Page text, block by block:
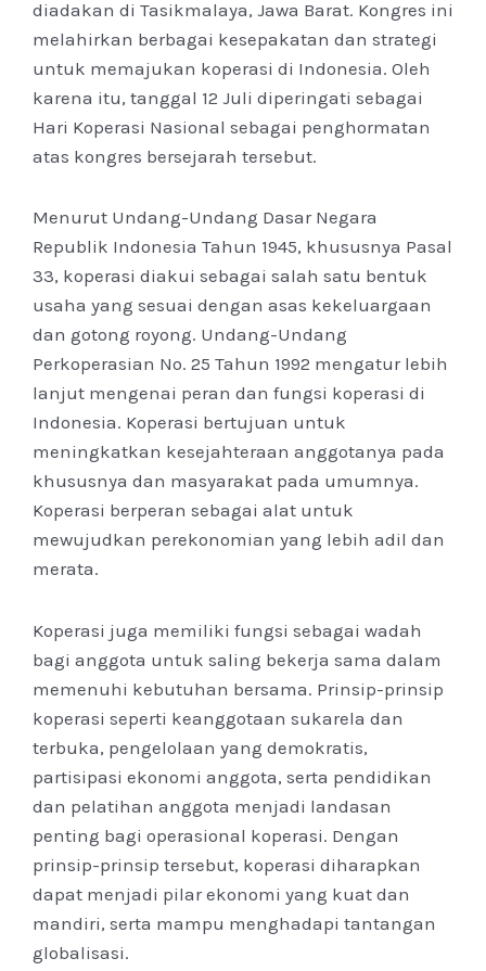
diadakan di Tasikmalaya, Jawa Barat. Kongres ini
melahirkan berbagai kesepakatan dan strategi
untuk memajukan koperasi di Indonesia. Oleh
karena itu, tanggal 12 Juli diperingati sebagai
Hari Koperasi Nasional sebagai penghormatan
atas kongres bersejarah tersebut.
Menurut Undang-Undang Dasar Negara
Republik Indonesia Tahun 1945, khususnya Pasal
33, koperasi diakui sebagai salah satu bentuk
usaha yang sesuai dengan asas kekeluargaan
dan gotong royong. Undang-Undang
Perkoperasian No. 25 Tahun 1992 mengatur lebih
lanjut mengenai peran dan fungsi koperasi di
Indonesia. Koperasi bertujuan untuk
meningkatkan kesejahteraan anggotanya pada
khususnya dan masyarakat pada umumnya.
Koperasi berperan sebagai alat untuk
mewujudkan perekonomian yang lebih adil dan
merata.
Koperasi juga memiliki fungsi sebagai wadah
bagi anggota untuk saling bekerja sama dalam
memenuhi kebutuhan bersama. Prinsip-prinsip
koperasi seperti keanggotaan sukarela dan
terbuka, pengelolaan yang demokratis,
partisipasi ekonomi anggota, serta pendidikan
dan pelatihan anggota menjadi landasan
penting bagi operasional koperasi. Dengan
prinsip-prinsip tersebut, koperasi diharapkan
dapat menjadi pilar ekonomi yang kuat dan
mandiri, serta mampu menghadapi tantangan
globalisasi.